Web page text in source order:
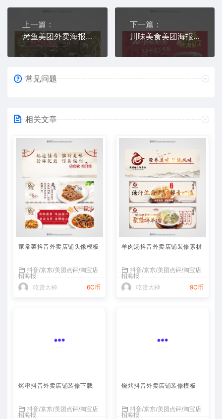
上一篇：
烤鱼美团外卖海报图片素材
下一篇：
川味美食美团海报下载
常见问题
相关文章
家常菜抖音外卖店铺头像模板
抖音/京东/美团点评/淘宝店
招海报
吃货大神
6C币
羊肉汤抖音外卖店铺装修素材
抖音/京东/美团点评/淘宝店
招海报
吃货大神
9C币
烤串抖音外卖店铺装修下载
抖音/京东/美团点评/淘宝店
招海报
烧烤抖音外卖店铺装修模板
抖音/京东/美团点评/淘宝店
招海报